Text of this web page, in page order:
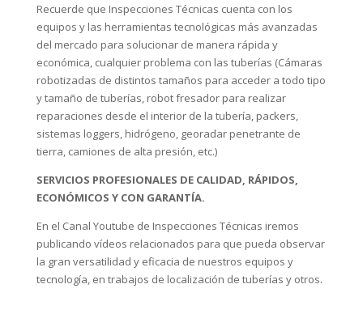
Recuerde que Inspecciones Técnicas cuenta con los
equipos y las herramientas tecnológicas más avanzadas
del mercado para solucionar de manera rápida y
económica, cualquier problema con las tuberías (Cámaras
robotizadas de distintos tamaños para acceder a todo tipo
y tamaño de tuberías, robot fresador para realizar
reparaciones desde el interior de la tubería, packers,
sistemas loggers, hidrógeno, georadar penetrante de
tierra, camiones de alta presión, etc.)
SERVICIOS PROFESIONALES DE CALIDAD, RÁPIDOS,
ECONÓMICOS Y CON GARANTÍA.
En el Canal Youtube de Inspecciones Técnicas iremos
publicando vídeos relacionados para que pueda observar
la gran versatilidad y eficacia de nuestros equipos y
tecnología, en trabajos de localización de tuberías y otros.